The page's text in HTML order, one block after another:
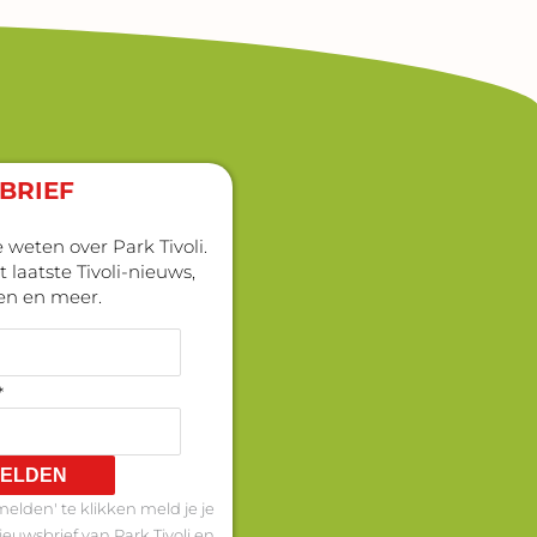
weten over Park Tivoli.
laatste Tivoli-nieuws,
en meer.
te klikken meld je je